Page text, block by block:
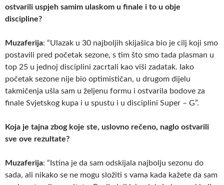
ostvarili uspjeh samim ulaskom u finale i to u obje
discipline?
Muzaferija: “Ulazak u 30 najboljih skijašica bio je cilj koji smo
postavili pred početak sezone, s tim što smo tada plasman u
top 25 u jednoj disciplini zacrtali kao viši zadatak. Iako
početak sezone nije bio optimističan, u drugom dijelu
takmičenja ušla sam u željenu formu i ostvarila bodove za
finale Svjetskog kupa i u spustu i u disciplini Super – G”.
Koja je tajna zbog koje ste, uslovno rečeno, naglo ostvarili
sve ove rezultate?
Muzaferija: “Istina je da sam odskijala najbolju sezonu do
sada, ali nikako se ne mogu složiti s vama kada kažete da sam